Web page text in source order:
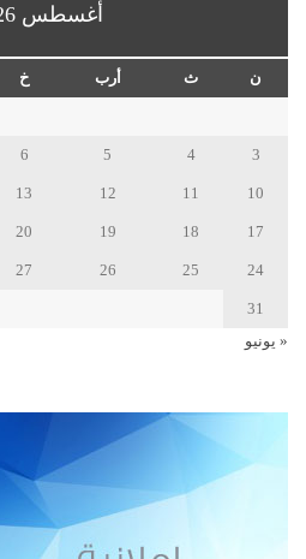
أغسطس 2026
ن ث أرب خ
3
4
5
6
10
11
12
13
17
18
19
20
24
25
26
27
31
« يونيو